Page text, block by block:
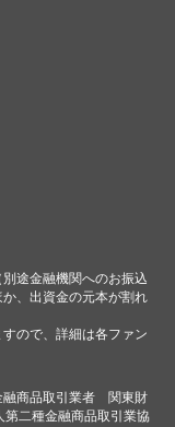
途金融機関へのお振込
、出資金の元本が割れ
ので、詳細は各ファン
融商品取引業者 関東財
二種金融商品取引業協